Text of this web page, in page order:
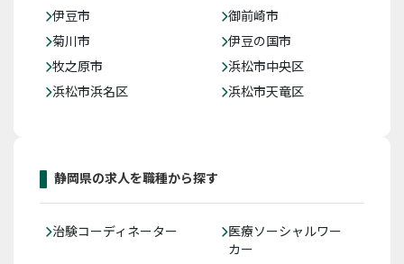
伊豆市
御前崎市
菊川市
伊豆の国市
牧之原市
浜松市中央区
浜松市浜名区
浜松市天竜区
静岡県の求人を職種から探す
治験コーディネーター
医療ソーシャルワー
カー